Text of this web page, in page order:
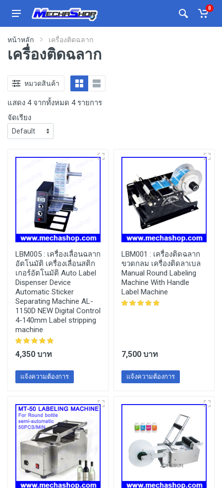
0
หน้าหลัก เครื่องติดฉลาก
เครื่องติดฉลาก
หมวดสินค้า
แสดง 4 จากทั้งหมด 4 รายการ
จัดเรียง
LBM005 : เครื่องเลื่อนฉลาก
อัตโนมัติ เครื่องเลื่อนสติก
เกอร์อัตโนมัติ Auto Label
Dispenser Device
Automatic Sticker
Separating Machine AL-
1150D NEW Digital Control
4-140mm Label stripping
machine
4,350 บาท
แจ้งความต้องการ
LBM001 : เครื่องติดฉลาก
ขวดกลม เครื่องติดลาเบล
Manual Round Labeling
Machine With Handle
Label Machine
7,500 บาท
แจ้งความต้องการ